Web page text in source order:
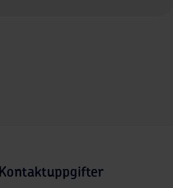
Kontaktuppgifter